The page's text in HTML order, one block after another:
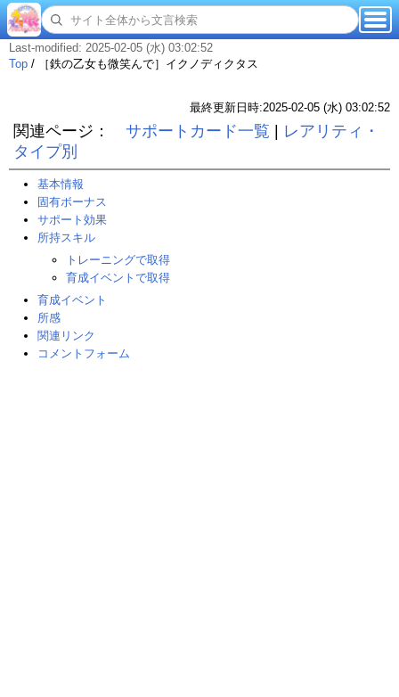
Last-modified: 2025-02-05 (水) 03:02:52
Top / ［鉄の乙女も微笑んで］イクノディクタス
最終更新日時:2025-02-05 (水) 03:02:52
関連ページ： サポートカード一覧
レアリティ・
タイプ別
基本情報
固有ボーナス
サポート効果
所持スキル
トレーニングで取得
育成イベントで取得
育成イベント
所感
関連リンク
コメントフォーム